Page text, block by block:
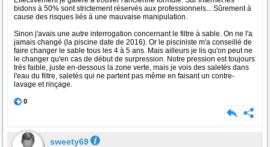
bidons à 50% sont strictement réservés aux professionnels... Sûrement à
cause des risques liés à une mauvaise manipulation.
Sinon j'avais une autre interrogation concernant le filtre à sable. On ne l'a
jamais changé (la piscine date de 2016). Or le pisciniste m'a conseillé de
faire changer le sable tous les 4 à 5 ans. Mais ailleurs je lis qu'on peut ne
le changer qu'en cas de début de surpression. Notre pression est toujours
très faible, juste en-dessous la zone verte, mais je vois des saletés dans
l'eau du filtre, saletés qui ne partent pas même en faisant un contre-
lavage et rinçage.
0
sweety69